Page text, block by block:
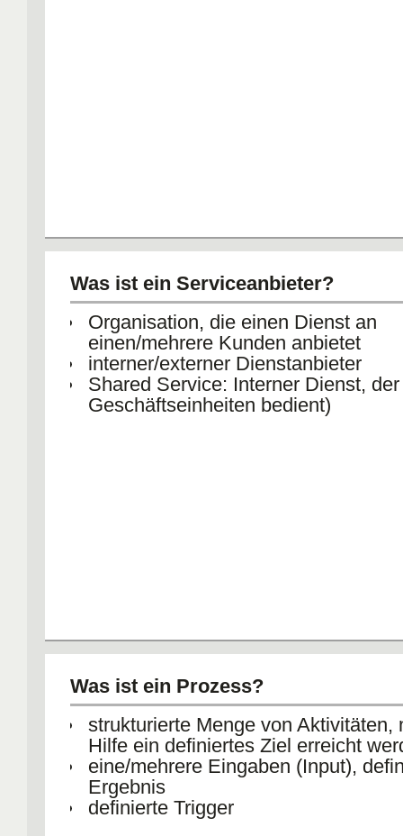
Was ist ein Serviceanbieter?
Organisation, die einen Dienst an
einen/mehrere Kunden anbietet
interner/externer Dienstanbieter
Shared Service: Interner Dienst,
Geschäftseinheiten bedient)
Was ist ein Prozess?
strukturierte Menge von Aktivitäten,
Hilfe ein definiertes Ziel erreicht
eine/mehrere Eingaben (Input),
Ergebnis
definierte Trigger